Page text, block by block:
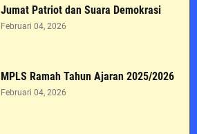
Jumat Patriot dan Suara Demokrasi
Februari 04, 2026
MPLS Ramah Tahun Ajaran 2025/2026
Februari 04, 2026